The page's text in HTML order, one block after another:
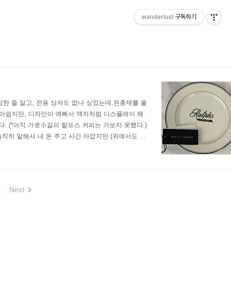
줄 알고, 전용 상자도 없나 싶었는데,왼충재를 풀
쉽지만, 디자인이 예뻐서 액자처럼 디스플레이 해
. (*아직 가로수길의 랄프스 커피는 가보지 못했다.)
히 말해서 내 돈 주고 사긴 아깝지만 (위에서도 썼
써야지!
Next
wanderlust 구독하기